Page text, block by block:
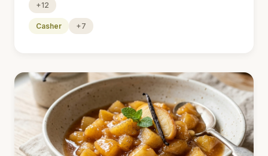
+12
Casher +7